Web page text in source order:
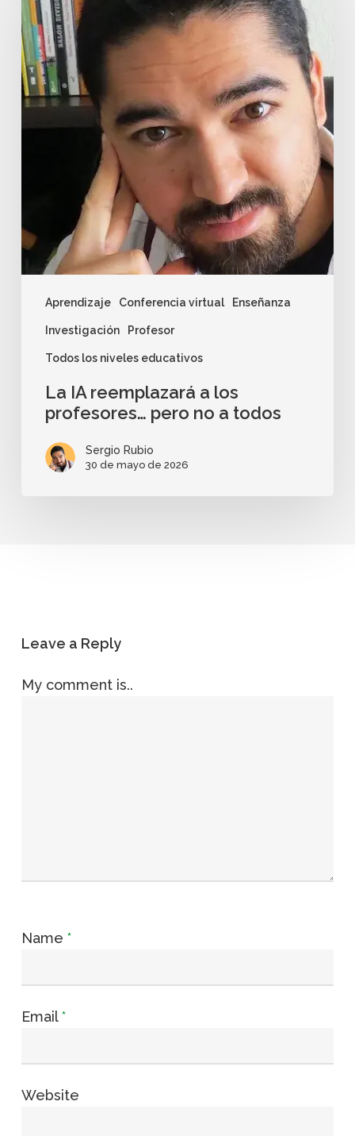
Aprendizaje Conferencia virtual Enseñanza
Investigación Profesor
Todos los niveles educativos
La IA reemplazará a los
profesores… pero no a todos
Sergio Rubio
30 de mayo de 2026
Leave a Reply
My comment is..
Name *
Email*
Website